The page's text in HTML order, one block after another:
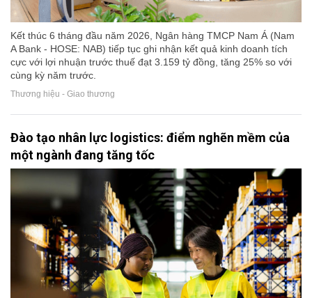
Kết thúc 6 tháng đầu năm 2026, Ngân hàng TMCP Nam Á (Nam
A Bank - HOSE: NAB) tiếp tục ghi nhận kết quả kinh doanh tích
cực với lợi nhuận trước thuế đạt 3.159 tỷ đồng, tăng 25% so với
cùng kỳ năm trước.
Thương hiệu - Giao thương
Đào tạo nhân lực logistics: điểm nghẽn mềm của
một ngành đang tăng tốc